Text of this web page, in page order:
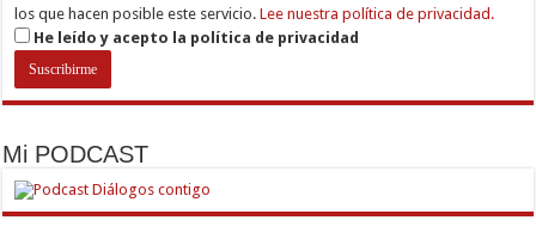
los que hacen posible este servicio.Lee nuestra política de privacidad.
He leído y acepto la política de privacidad
Mi PODCAST